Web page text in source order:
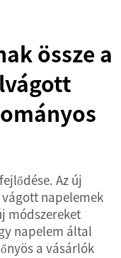
össze a
Az új
napelemek
módszereket
napelem által
a vásárlók